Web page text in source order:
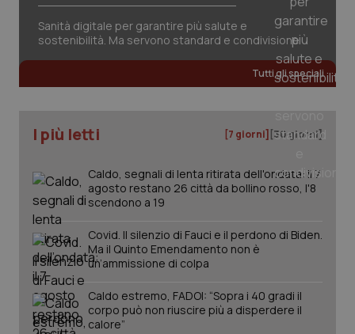
Sanità digitale per garantire più salute e
sostenibilità. Ma servono standard e condivisione
Tutti gli speciali
I più letti [7 giorni] [30 giorni]
Caldo, segnali di lenta ritirata dell'ondata: il 7
agosto restano 26 città da bollino rosso, l'8
scendono a 19
Covid. Il silenzio di Fauci e il perdono di Biden.
Ma il Quinto Emendamento non è
un’ammissione di colpa
Caldo estremo, FADOI: “Sopra i 40 gradi il
corpo può non riuscire più a disperdere il
calore”
www.quotidianosanita.it